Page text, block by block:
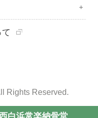
Rights Reserved.